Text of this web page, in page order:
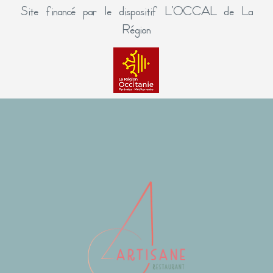
Site financé par le dispositif L’OCCAL de La
Région